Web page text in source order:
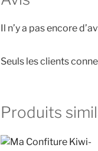
Il n’y a pas encore
Seuls les clients
Produits